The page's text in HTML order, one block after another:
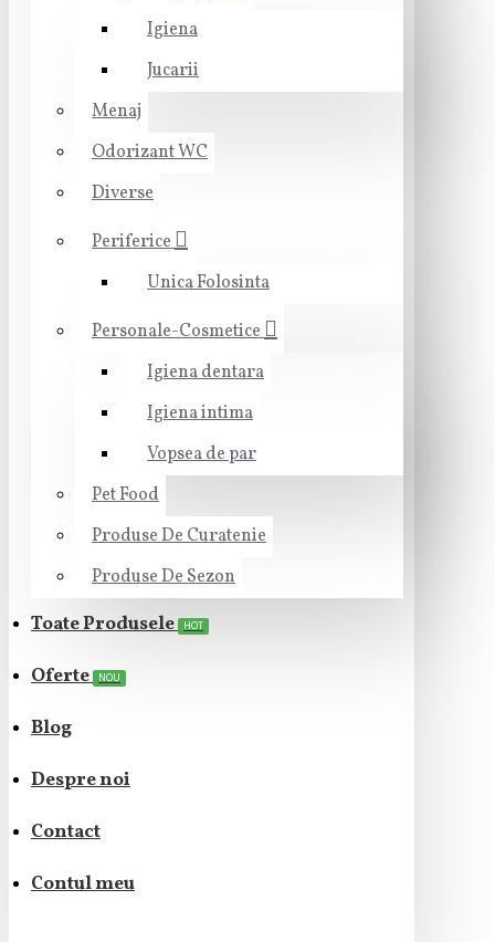
Igiena
Jucarii
Menaj
Odorizant WC
Diverse
Periferice
Unica Folosinta
Personale-Cosmetice
Igiena dentara
Igiena intima
Vopsea de par
Pet Food
Produse De Curatenie
Produse De Sezon
Toate Produsele HOT
Oferte NOU
Blog
Despre noi
Contact
Contul meu